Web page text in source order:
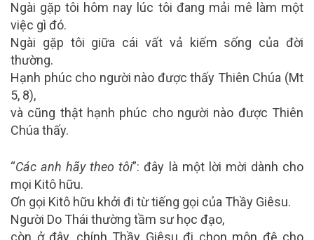
Ngài gặp tôi hôm nay lúc tôi đang mải mê làm một
việc gì đó.
Ngài gặp tôi giữa cái vất vả kiếm sống của đời
thường.
Hạnh phúc cho người nào được thấy Thiên Chúa (Mt
5, 8),
và cũng thật hạnh phúc cho người nào được Thiên
Chúa thấy.
“Các anh hãy theo tôi”: đây là một lời mời dành cho
mọi Kitô hữu.
Ơn gọi Kitô hữu khởi đi từ tiếng gọi của Thầy Giêsu.
Người Do Thái thường tầm sư học đạo,
còn ở đây, chính Thầy Giêsu đi chọn môn đệ cho